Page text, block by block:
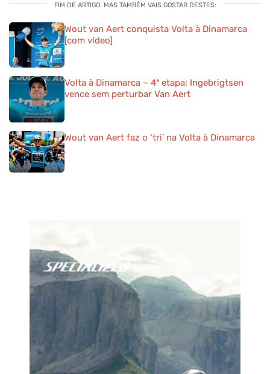
FIM DE ARTIGO. MAS TAMBÉM VAIS GOSTAR DESTES:
Wout van Aert conquista Volta à Dinamarca
[com vídeo]
Volta à Dinamarca – 4ª etapa: Ingebrigtsen
vence sem perturbar Van Aert
Wout van Aert faz o ‘tri’ na Volta à Dinamarca